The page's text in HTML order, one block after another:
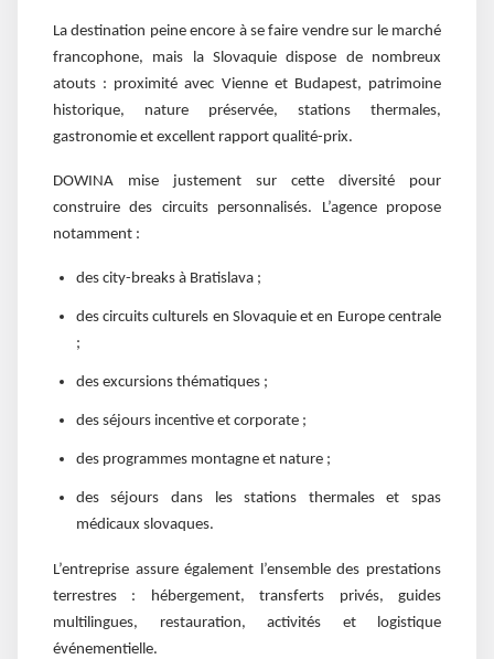
La destination peine encore à se faire vendre sur le marché
francophone, mais la Slovaquie dispose de nombreux
atouts : proximité avec Vienne et Budapest, patrimoine
historique, nature préservée, stations thermales,
gastronomie et excellent rapport qualité-prix.
DOWINA mise justement sur cette diversité pour
construire des circuits personnalisés. L’agence propose
notamment :
des city-breaks à Bratislava ;
des circuits culturels en Slovaquie et en Europe centrale
;
des excursions thématiques ;
des séjours incentive et corporate ;
des programmes montagne et nature ;
des séjours dans les stations thermales et spas
médicaux slovaques.
L’entreprise assure également l’ensemble des prestations
terrestres : hébergement, transferts privés, guides
multilingues, restauration, activités et logistique
événementielle.